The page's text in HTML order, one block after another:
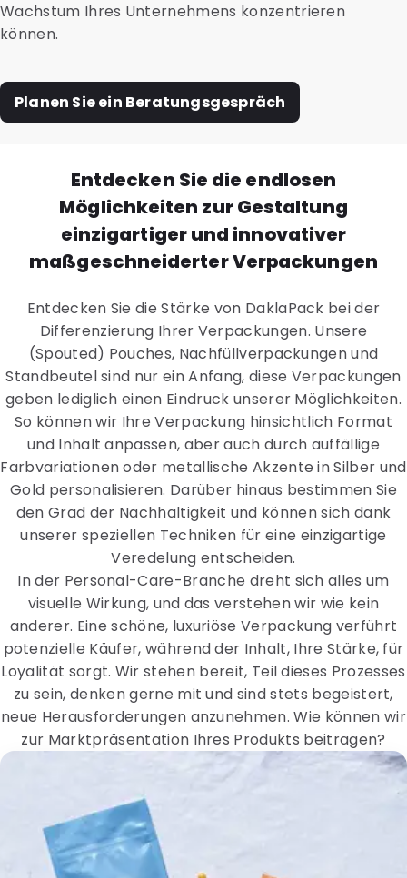
Wachstum Ihres Unternehmens konzentrieren
können.
Planen Sie ein Beratungsgespräch
Entdecken Sie die endlosen
Möglichkeiten zur Gestaltung
einzigartiger und innovativer
maßgeschneiderter Verpackungen
Entdecken Sie die Stärke von DaklaPack bei der
Differenzierung Ihrer Verpackungen. Unsere
(Spouted) Pouches, Nachfüllverpackungen und
Standbeutel sind nur ein Anfang, diese Verpackungen
geben lediglich einen Eindruck unserer Möglichkeiten.
So können wir Ihre Verpackung hinsichtlich Format
und Inhalt anpassen, aber auch durch auffällige
Farbvariationen oder metallische Akzente in Silber und
Gold personalisieren. Darüber hinaus bestimmen Sie
den Grad der Nachhaltigkeit und können sich dank
unserer speziellen Techniken für eine einzigartige
Veredelung entscheiden.
In der Personal-Care-Branche dreht sich alles um
visuelle Wirkung, und das verstehen wir wie kein
anderer. Eine schöne, luxuriöse Verpackung verführt
potenzielle Käufer, während der Inhalt, Ihre Stärke, für
Loyalität sorgt. Wir stehen bereit, Teil dieses Prozesses
zu sein, denken gerne mit und sind stets begeistert,
neue Herausforderungen anzunehmen. Wie können wir
zur Marktpräsentation Ihres Produkts beitragen?